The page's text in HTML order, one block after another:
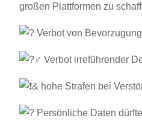
großen Plattformen zu
Verbot von
Verbot irreführender
& hohe Strafen bei
Persönliche Daten